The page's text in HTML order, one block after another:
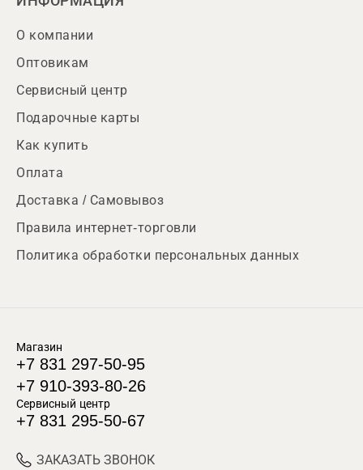
О компании
Оптовикам
Сервисный центр
Подарочные карты
Как купить
Оплата
Доставка / Самовывоз
Правила интернет-торговли
Политика обработки персональных данных
Магазин
+7 831 297-50-95
+7 910-393-80-26
Сервисный центр
+7 831 295-50-67
ЗАКАЗАТЬ ЗВОНОК